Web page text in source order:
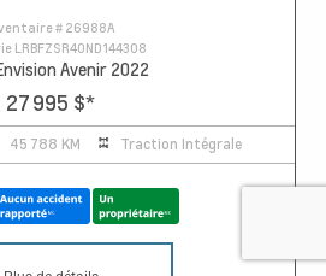
# 26988A
LRBFZSR40ND144308
Avenir 2022
27 995 $*
45 788 KM Traction Intégrale